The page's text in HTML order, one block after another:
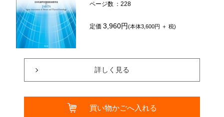
ページ数 ：228
定価3,960円(本体3,600円 ＋ 税)
詳しく見る
買い物かごへ入れる